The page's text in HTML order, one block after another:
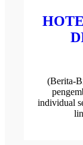
(Berita-
individual